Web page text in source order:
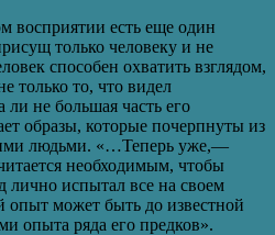
восприятии есть еще один
только человеку и не
способен охватить взглядом,
только то, что видел
ли не большая часть его
образы, которые почерпнуты из
людьми. «…Теперь уже,—
необходимым, чтобы
испытал все на своем
может быть до известной
опыта ряда его предков».